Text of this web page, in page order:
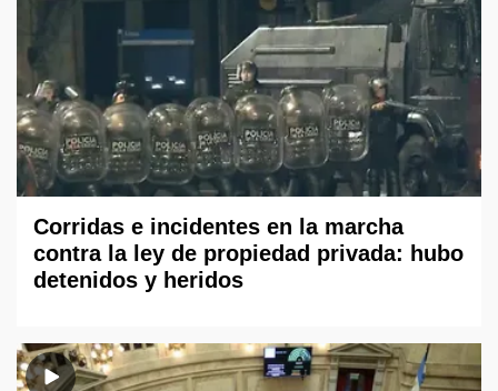
Corridas e incidentes en la marcha
contra la ley de propiedad privada: hubo
detenidos y heridos